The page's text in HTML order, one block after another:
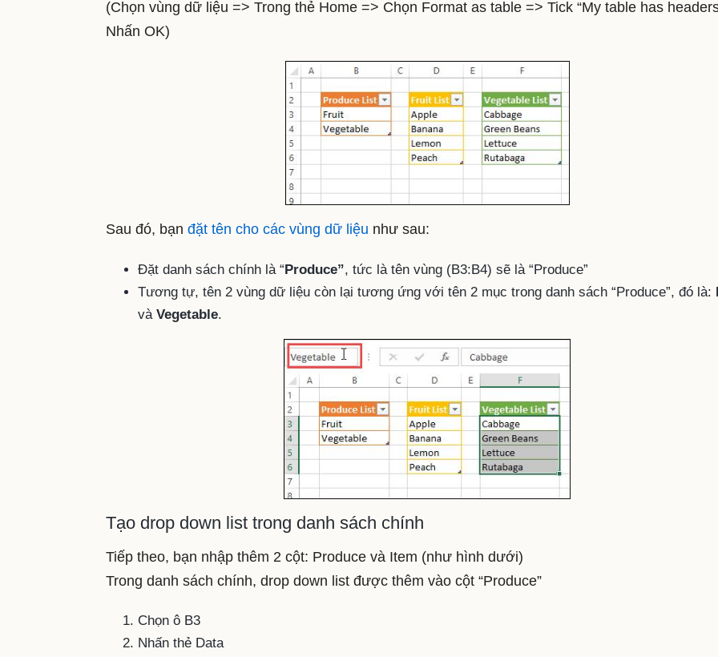
(Chọn vùng dữ liệu => Trong thẻ Home => Chọn Format as table => Tick “My table has
Nhấn OK)
Sau đó, bạn đặt tên cho các vùng dữ liệu như sau:
Đặt danh sách chính là “Produce”, tức là tên vùng (B3:B4) sẽ là “Produce”
Tương tự, tên 2 vùng dữ liệu còn lại tương ứng với tên 2 mục trong danh sách “Produce”, đó là:
và Vegetable.
Tạo drop down list trong danh sách chính
Tiếp theo, bạn nhập thêm 2 cột: Produce và Item (như hình dưới)
Trong danh sách chính, drop down list được thêm vào cột “Produce”
Chọn ô B3
Nhấn thẻ Data